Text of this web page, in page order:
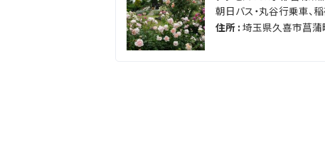
朝日バス・丸谷行乗車、
住所 : 埼玉県久喜市菖